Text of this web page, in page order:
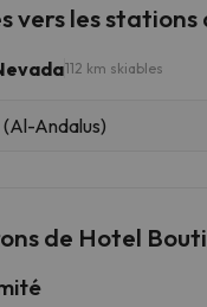
vers les stations
112 km skiables
Andalus)
de Hotel